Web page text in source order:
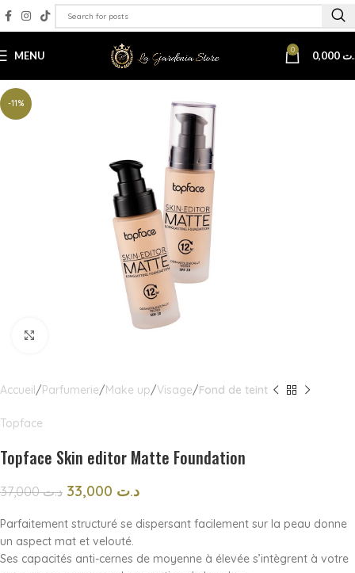
MENU 0
-11%
Accueil Parfumerie Make up Visage Fond de teint
Topface
Topface Skin editor Matte Foundation
د.ت37,000 د.ت
Parfaitement structuré se dispersant facilement sur la peau donne
un aspect mat et velouté.
Ses capacités anti-cernes de moyenne à élevée s’intègrent à votre